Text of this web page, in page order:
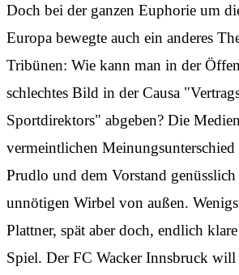
Doch bei der ganzen Euphorie um
Europa bewegte auch ein anderes
Tribünen: Wie kann man in der
schlechtes Bild in der Causa
Sportdirektors" abgeben? Die
vermeintlichen
Prudlo und dem Vorstand genüsslich
unnötigen Wirbel von außen.
Plattner, spät aber doch, endlich
Spiel. Der FC Wacker Innsbruck will